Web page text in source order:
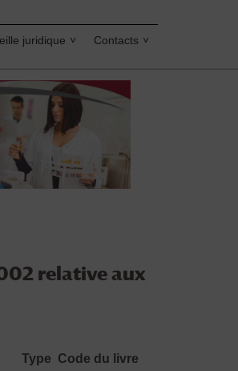
juridique Contacts
relative aux
Type Code du livre